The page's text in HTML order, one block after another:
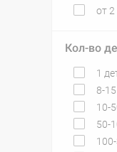
от 2
Кол-во
1
8-
10-
50-